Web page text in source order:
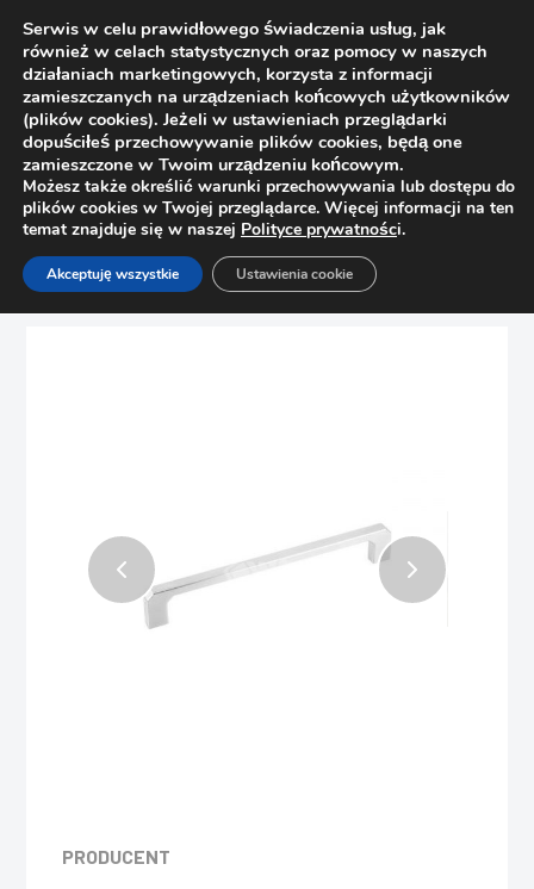
Strona główna Sklep
Uchwyty
Uchwyt meblowy CAMPANA Nomet C-5823 G6, chrom mat
PRODUCENT
Serwis w celu prawidłowego świadczenia usług, jak
również w celach statystycznych oraz pomocy w naszych
działaniach marketingowych, korzysta z informacji
zamieszczanych na urządzeniach końcowych użytkowników
(plików cookies). Jeżeli w ustawieniach przeglądarki
dopuściłeś przechowywanie plików cookies, będą one
zamieszczone w Twoim urządzeniu końcowym.
Możesz także określić warunki przechowywania lub dostępu do
plików cookies w Twojej przeglądarce. Więcej informacji na ten
temat znajduje się w naszej Polityce prywatności.
Akceptuję wszystkie Ustawienia cookie